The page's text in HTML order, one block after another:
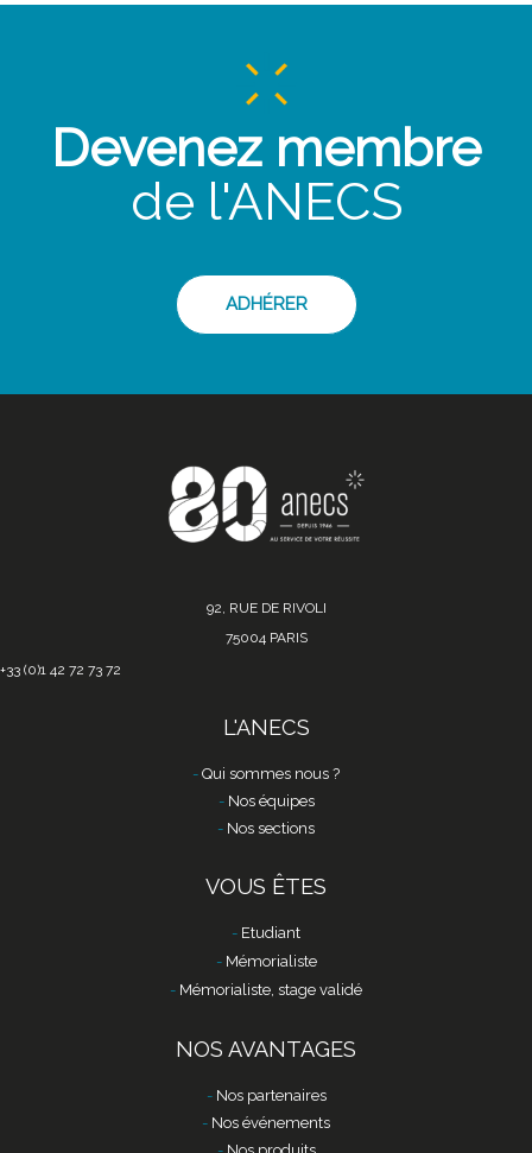
Devenez membre
de l'ANECS
ADHÉRER
92, RUE DE RIVOLI
75004 PARIS
+33 (0)1 42 72 73 72
L'ANECS
Qui sommes nous ?
Nos équipes
Nos sections
VOUS ÊTES
Etudiant
Mémorialiste
Mémorialiste, stage validé
NOS AVANTAGES
Nos partenaires
Nos événements